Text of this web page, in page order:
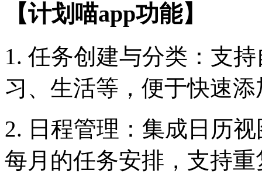
【计划喵app功能】
1. 任务创建与分类：支
习、生活等，便于快速
2. 日程管理：集成日历
每月的任务安排，支持